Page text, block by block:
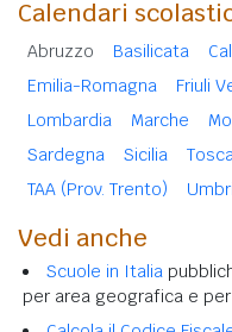
Calendari
Abruzzo Basilicata
Emilia-Romagna
Friuli
Lombardia
Marche
Sardegna
Sicilia
TAA (Prov. Trento)
Vedi anche
Scuole in Italia
per area geografica e